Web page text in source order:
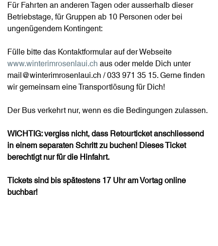
Für Fahrten an anderen Tagen oder ausserhalb dieser
Betriebstage, für Gruppen ab 10 Personen oder bei
ungenügendem Kontingent:
Fülle bitte das Kontaktformular auf der Webseite
www.winterimrosenlaui.ch aus oder melde Dich unter
mail@winterimrosenlaui.ch / 033 971 35 15. Gerne finden
wir gemeinsam eine Transportlösung für Dich!
Der Bus verkehrt nur, wenn es die Bedingungen zulassen.
WICHTIG: vergiss nicht, dass Retourticket anschliessend
in einem separaten Schritt zu buchen! Dieses Ticket
berechtigt nur für die Hinfahrt.
Tickets sind bis spätestens 17 Uhr am Vortag online
buchbar!